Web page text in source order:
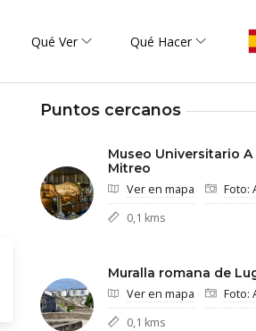
Qué Ver Qué Hacer
Puntos cercanos
Museo Universitario
Mitreo
Ver en mapa
Foto:
0,1 kms
Muralla romana de
Ver en mapa
Foto:
0,1 kms